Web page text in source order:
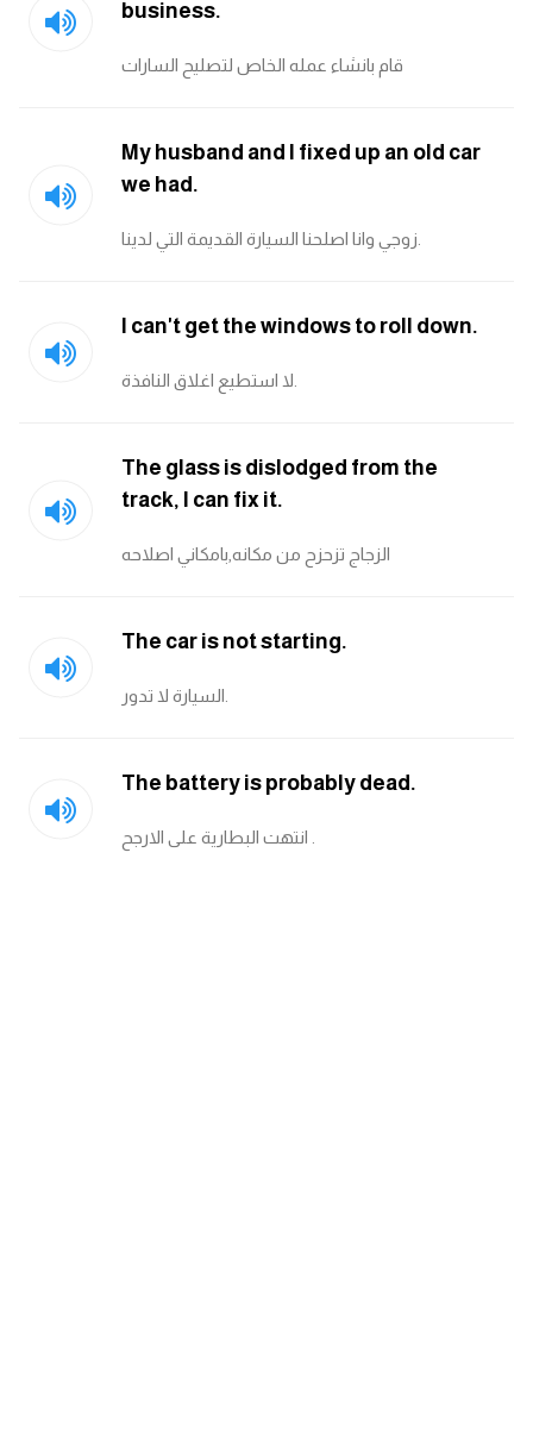
business.
قام بانشاء عمله الخاص لتصليح السارات
My husband and I fixed up an old car
we had.
I can't get the windows to roll down.
The glass is dislodged from the
track, I can fix it.
الزجاج تزحزح من مكانه,بامكاني اصلاحه
The car is not starting.
The battery is probably dead.